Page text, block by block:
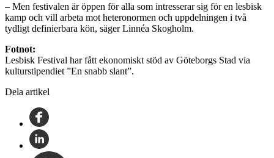
– Men festivalen är öppen för alla som intresserar sig för en lesbisk
kamp och vill arbeta mot heteronormen och uppdelningen i två
tydligt definierbara kön, säger Linnéa Skogholm.
Fotnot:
Lesbisk Festival har fått ekonomiskt stöd av Göteborgs Stad via
kulturstipendiet ”En snabb slant”.
Dela artikel